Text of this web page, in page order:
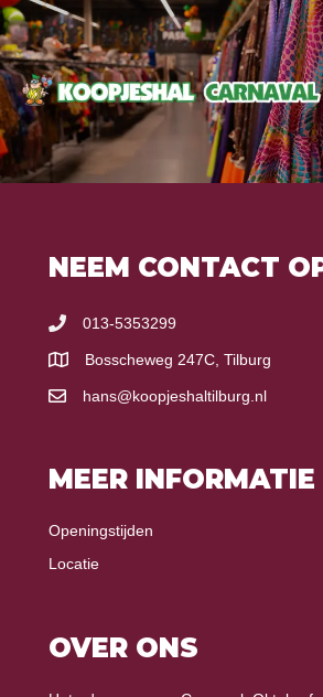
NEEM CONTACT
013-5353299
Bosscheweg 247C, Tilburg
hans@koopjeshaltilburg.nl
MEER INFORMATIE
Openingstijden
Locatie
OVER ONS